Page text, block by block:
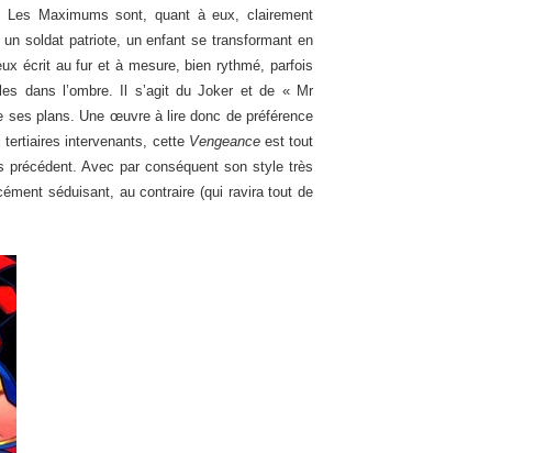
Maximums sont, quant à eux, clairement
soldat patriote, un enfant se transformant en
écrit au fur et à mesure, bien rythmé, parfois
dans l’ombre. Il s’agit du Joker et de « Mr
ses plans. Une œuvre à lire donc de préférence
tertiaires intervenants, cette Vengeanceest tout
précédent. Avec par conséquent son style très
séduisant, au contraire (qui ravira tout de